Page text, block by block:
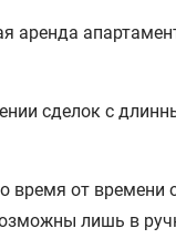
аренда
сделок с
от времени
лишь в